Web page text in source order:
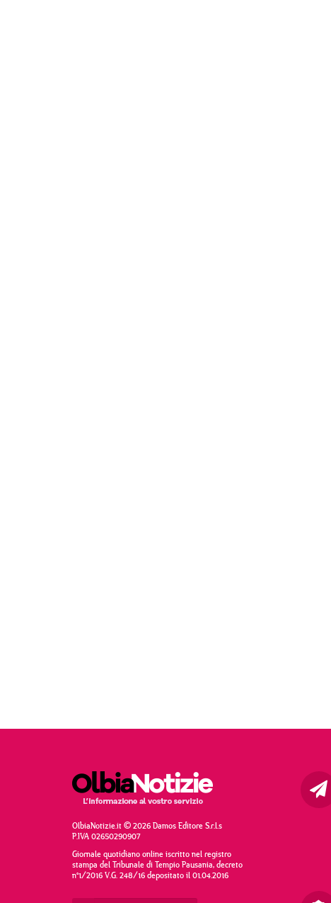
OlbiaNotizie.it © 2026 Damos Editore S.r.l.s
P.IVA 02650290907
Giornale quotidiano online iscritto nel registro
stampa del Tribunale di Tempio Pausania, decreto
n°1/2016 V.G. 248/16 depositato il 01.04.2016